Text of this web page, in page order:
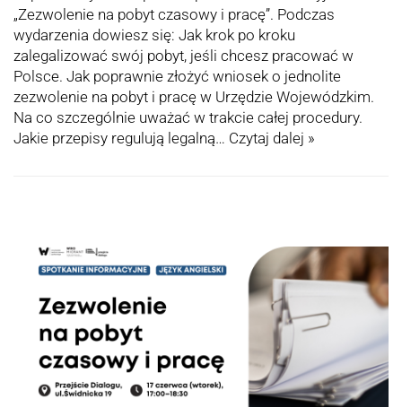
„Zezwolenie na pobyt czasowy i pracę”. Podczas
wydarzenia dowiesz się: Jak krok po kroku
zalegalizować swój pobyt, jeśli chcesz pracować w
Polsce. Jak poprawnie złożyć wniosek o jednolite
zezwolenie na pobyt i pracę w Urzędzie Wojewódzkim.
Na co szczególnie uważać w trakcie całej procedury.
Jakie przepisy regulują legalną… Czytaj dalej »